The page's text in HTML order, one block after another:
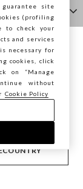
guarantee site
(profiling
to check your
and services
necessary for
cookies, click
on “Manage
without
Cookie Policy